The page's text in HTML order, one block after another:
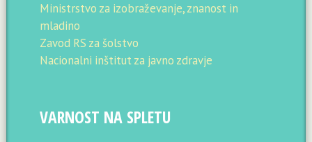
Ministrstvo za izobraževanje, znanost in
mladino
Zavod RS za šolstvo
Nacionalni inštitut za javno zdravje
VARNOST NA SPLETU